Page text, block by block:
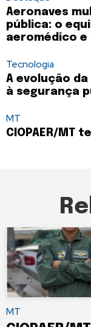
Aeronaves
pública: o
aeromédico
Tecnologia
A evolução
à segurança
MT
CIOPAER/MT
MT